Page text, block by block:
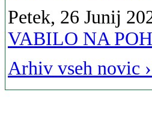
Petek, 26 Junij
VABILO NA
Arhiv vseh novic